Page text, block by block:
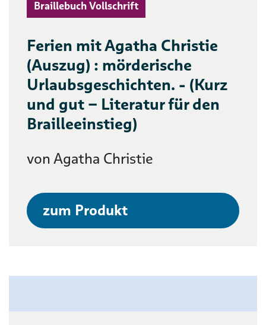
Braillebuch Vollschrift
Ferien mit Agatha Christie
(Auszug) : mörderische
Urlaubsgeschichten. - (Kurz
und gut – Literatur für den
Brailleeinstieg)
von Agatha Christie
zum Produkt